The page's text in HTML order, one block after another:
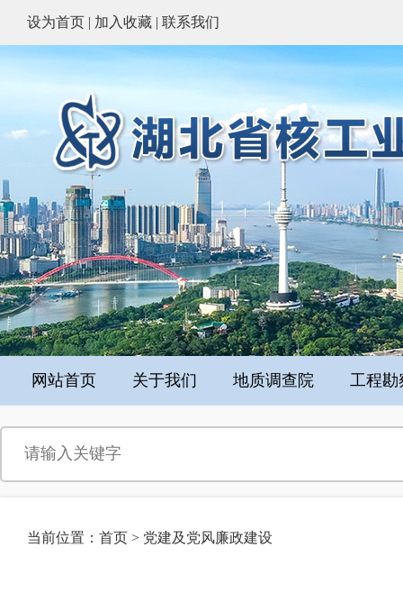
设为首页 | 加入收藏 | 联系我们
网站首页 关于我们 地质调查院 工程勘
当前位置： 首页 > 党建及党风廉政建设